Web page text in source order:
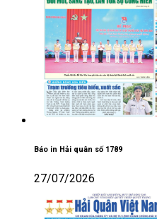
Báo in Hải quân số 1789
27/07/2026